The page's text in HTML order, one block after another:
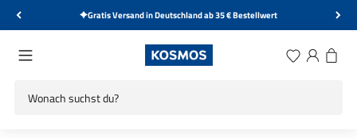
Zum Inhalt springenGratis Versand in Deutschland ab 35 € Bestellwert
Menü KOSMOS Verlag Wunschliste
Anmelden